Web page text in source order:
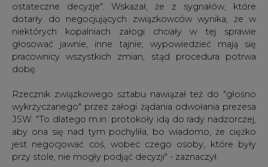
ostateczne decyzje". Wskazał, że z sygnałów, które
dotarły do negocjujących związkowców wynika, że w
niektórych kopalniach załogi chciały w tej sprawie
głosować jawnie, inne tajnie; wypowiedzieć mają się
pracownicy wszystkich zmian, stąd procedura potrwa
dobę.
Rzecznik związkowego sztabu nawiązał też do "głośno
wykrzyczanego" przez załogi żądania odwołania prezesa
JSW. "To dlatego m.in. protokoły idą do rady nadzorczej,
aby ona się nad tym pochyliła, bo wiadomo, że ciężko
jest negocjować coś, wobec czego osoby, które były
przy stole, nie mogły podjąć decyzji" - zaznaczył.